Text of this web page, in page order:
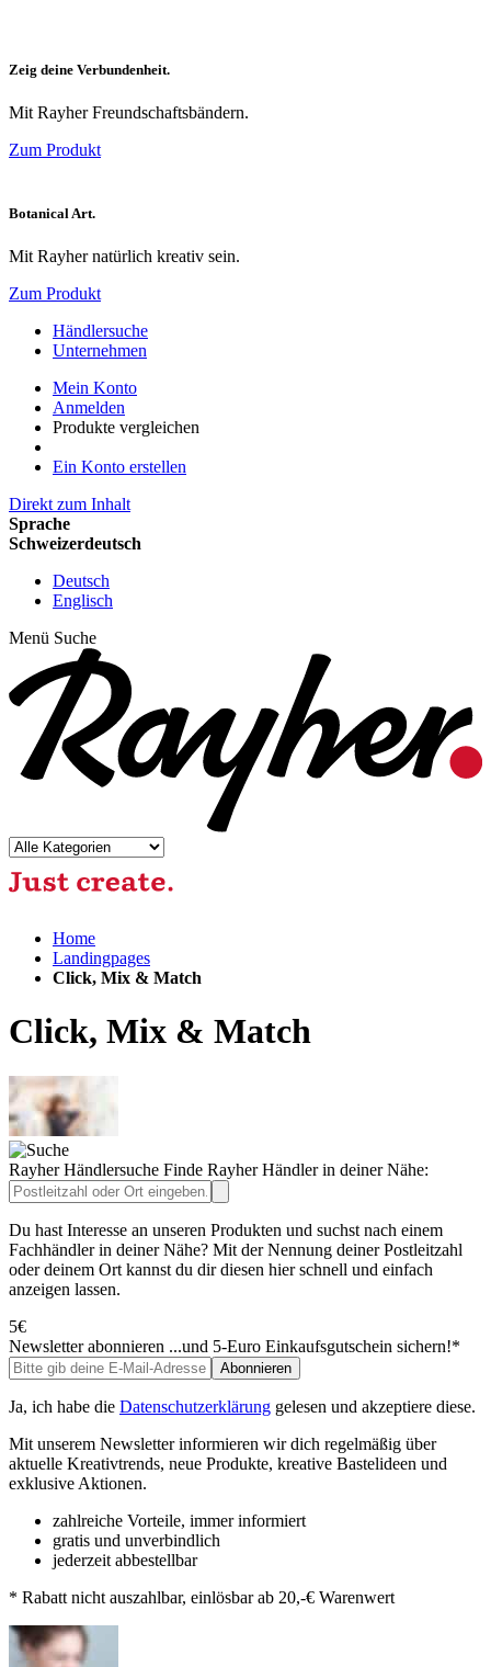
Zeig deine Verbundenheit.
Mit Rayher Freundschaftsbändern.
Zum Produkt
Botanical Art.
Mit Rayher natürlich kreativ sein.
Zum Produkt
Händlersuche
Unternehmen
Mein Konto
Anmelden
Produkte vergleichen
Ein Konto erstellen
Direkt zum Inhalt
Sprache
Schweizerdeutsch
Deutsch
Englisch
Menü Suche
Home
Landingpages
Click, Mix & Match
Click, Mix & Match
Rayher Händlersuche Finde Rayher Händler in deiner Nähe:
Du hast Interesse an unseren Produkten und suchst nach einem
Fachhändler in deiner Nähe? Mit der Nennung deiner Postleitzahl
oder deinem Ort kannst du dir diesen hier schnell und einfach
anzeigen lassen.
5€
Newsletter abonnieren ...und 5-Euro Einkaufsgutschein sichern!*
Abonnieren
Ja, ich habe die Datenschutzerklärung gelesen und akzeptiere diese.
Mit unserem Newsletter informieren wir dich regelmäßig über
aktuelle Kreativtrends, neue Produkte, kreative Bastelideen und
exklusive Aktionen.
zahlreiche Vorteile, immer informiert
gratis und unverbindlich
jederzeit abbestellbar
* Rabatt nicht auszahlbar, einlösbar ab 20,-€ Warenwert